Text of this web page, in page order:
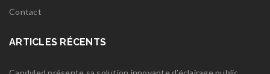
Contact
ARTICLES RÉCENTS